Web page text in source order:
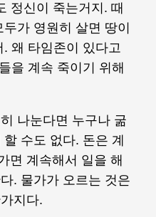
정신이 죽는거지. 때
가 영원히 살면 땅이
왜 타임존이 있다고
을 계속 죽이기 위해
나눈다면 누구나 굶
수도 없다. 돈은 계
면 계속해서 일을 해
. 물가가 오르는 것은
지다.